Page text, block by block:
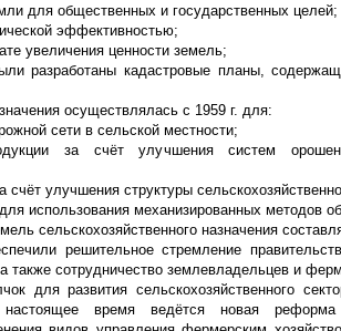
для общественных и государственных целей;
эффективностью;
увеличения ценности земель;
разработаны кадастровые планы,
осуществлялась с 1959 г. для:
сети в сельской местности;
за счёт улучшения систем
улучшения структуры
использования механизированных методов
сельскохозяйственного назначения
решительное стремление
сотрудничество землевладельцев и
для развития сельскохозяйственного
время ведётся новая реформа